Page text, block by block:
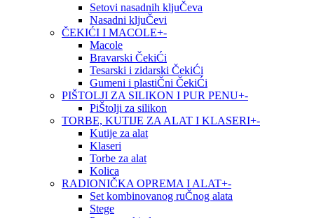
Setovi nasadnih kljuČeva
Nasadni kljuČevi
ČEKIĆI I MACOLE+-
Macole
Bravarski ČekiĆi
Tesarski i zidarski ČekiĆi
Gumeni i plastiČni ČekiĆi
PIŠTOLJI ZA SILIKON I PUR PENU+-
PiŠtolji za silikon
TORBE, KUTIJE ZA ALAT I KLASERI+-
Kutije za alat
Klaseri
Torbe za alat
Kolica
RADIONIČKA OPREMA I ALAT+-
Set kombinovanog ruČnog alata
Stege